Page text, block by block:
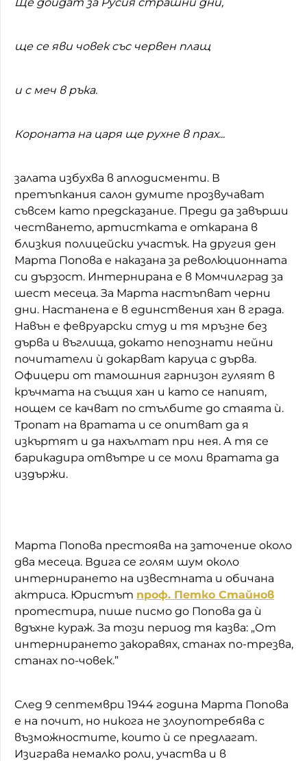
ще се яви човек със червен плащ
и с меч в ръка.
Короната на царя ще рухне в прах...
залата избухва в аплодисменти. В
претъпкания салон думите прозвучават
съвсем като предсказание. Преди да завърши
честването, артистката е откарана в
близкия полицейски участък. На другия ден
Марта Попова е наказана за революционната
си дързост. Интернирана е в Момчилград за
шест месеца. За Марта настъпват черни
дни. Настанена е в единствения хан в града.
Навън е февруарски студ и тя мръзне без
дърва и въглища, докато непознати нейни
почитатели ѝ докарват каруца с дърва.
Офицери от тамошния гарнизон гуляят в
кръчмата на същия хан и като се напият,
нощем се качват по стълбите до стаята ѝ.
Тропат на вратата и се опитват да я
изкъртят и да нахълтат при нея. А тя се
барикадира отвътре и се моли вратата да
издържи.
Марта Попова престоява на заточение около
два месеца. Вдига се голям шум около
интернирането на известната и обичана
актриса. Юристът проф. Петко Стайнов
протестира, пише писмо до Попова да ѝ
вдъхне кураж. За този период тя казва: „От
интернирането закоравях, станах по-трезва,
станах по-човек.”
След 9 септември 1944 година Марта Попова
е на почит, но никога не злоупотребява с
възможностите, които ѝ се предлагат.
Изиграва немалко роли, участва и в